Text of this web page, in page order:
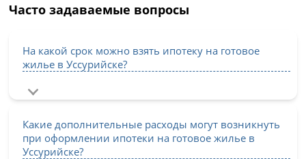
Часто задаваемые вопросы
На какой срок можно взять ипотеку на готовое
жилье в Уссурийске?
Какие дополнительные расходы могут возникнуть
при оформлении ипотеки на готовое жилье в
Уссурийске?